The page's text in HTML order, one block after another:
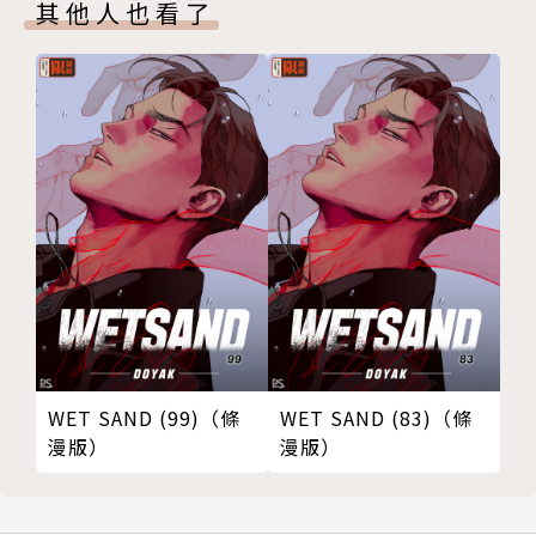
其他人也看了
WET SAND (99)（條
漫版）
WET SAND (83)（條
漫版）